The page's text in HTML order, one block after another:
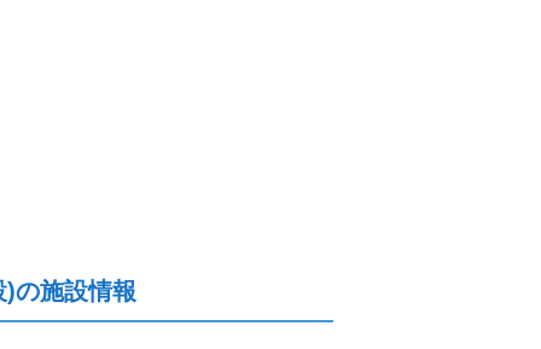
の施設情報